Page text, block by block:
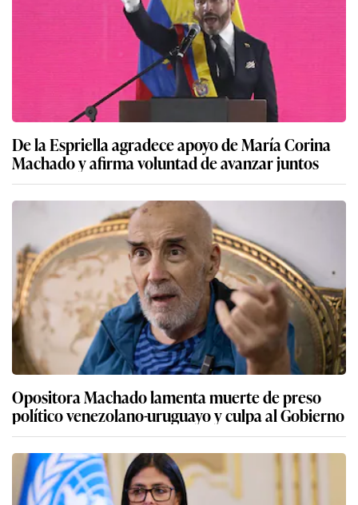
De la Espriella agradece apoyo de María Corina
Machado y afirma voluntad de avanzar juntos
Opositora Machado lamenta muerte de preso
político venezolano-uruguayo y culpa al Gobierno